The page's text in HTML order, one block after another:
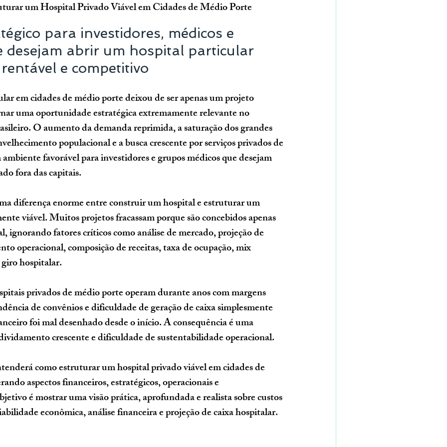
um Hospital Privado Viável em Cidades de Médio Porte
para investidores, médicos e
desejam abrir um hospital particular
e competitivo
em cidades de médio porte deixou de ser apenas um projeto
uma oportunidade estratégica extremamente relevante no
O aumento da demanda reprimida, a saturação dos grandes
populacional e a busca crescente por serviços privados de
favorável para investidores e grupos médicos que desejam
fora das capitais.
diferença enorme entre construir um hospital e estruturar um
viável. Muitos projetos fracassam porque são concebidos apenas
ignorando fatores críticos como análise de mercado, projeção de
operacional, composição de receitas, taxa de ocupação, mix
hospitalar.
privados de médio porte operam durante anos com margens
de convênios e dificuldade de geração de caixa simplesmente
foi mal desenhado desde o início. A consequência é uma
crescente e dificuldade de sustentabilidade operacional.
como estruturar um hospital privado viável em cidades de
aspectos financeiros, estratégicos, operacionais e
é mostrar uma visão prática, aprofundada e realista sobre custos
econômica, análise financeira e projeção de caixa hospitalar.